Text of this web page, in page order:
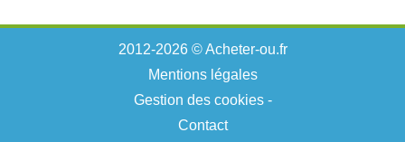
2012-2026 © Acheter-ou.fr
Mentions légales
Gestion des cookies-
Contact